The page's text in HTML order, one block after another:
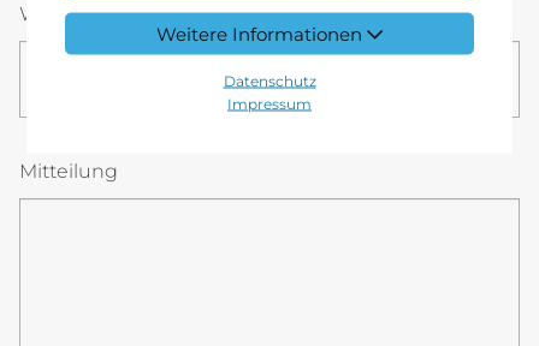
Weitere Informationen
Datenschutz
Impressum
Wunsch-Datum * Stunde Minute
Mitteilung